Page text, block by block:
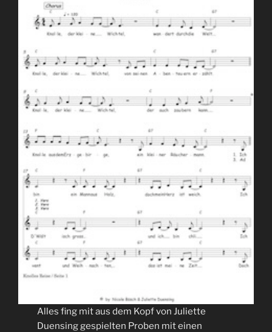
Alles fing mit aus dem Kopf von Juliette
Duensing gespielten Proben mit einen